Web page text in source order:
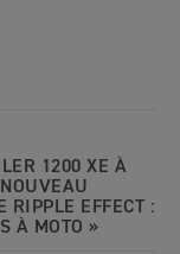
1200 XE À
RIPPLE EFFECT :
À MOTO »